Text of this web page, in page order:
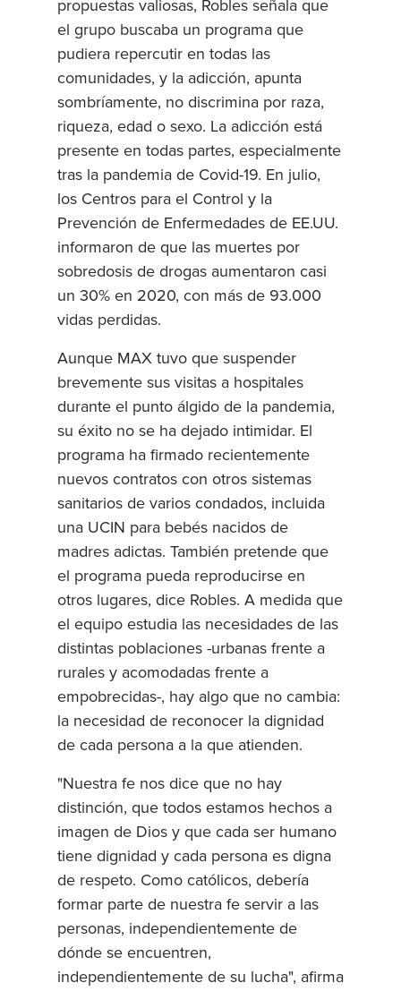
propuestas valiosas, Robles señala que
el grupo buscaba un programa que
pudiera repercutir en todas las
comunidades, y la adicción, apunta
sombríamente, no discrimina por raza,
riqueza, edad o sexo. La adicción está
presente en todas partes, especialmente
tras la pandemia de Covid-19. En julio,
los Centros para el Control y la
Prevención de Enfermedades de EE.UU.
informaron de que las muertes por
sobredosis de drogas aumentaron casi
un 30% en 2020, con más de 93.000
vidas perdidas.
Aunque MAX tuvo que suspender
brevemente sus visitas a hospitales
durante el punto álgido de la pandemia,
su éxito no se ha dejado intimidar. El
programa ha firmado recientemente
nuevos contratos con otros sistemas
sanitarios de varios condados, incluida
una UCIN para bebés nacidos de
madres adictas. También pretende que
el programa pueda reproducirse en
otros lugares, dice Robles. A medida que
el equipo estudia las necesidades de las
distintas poblaciones -urbanas frente a
rurales y acomodadas frente a
empobrecidas-, hay algo que no cambia:
la necesidad de reconocer la dignidad
de cada persona a la que atienden.
"Nuestra fe nos dice que no hay
distinción, que todos estamos hechos a
imagen de Dios y que cada ser humano
tiene dignidad y cada persona es digna
de respeto. Como católicos, debería
formar parte de nuestra fe servir a las
personas, independientemente de
dónde se encuentren,
independientemente de su lucha", afirma